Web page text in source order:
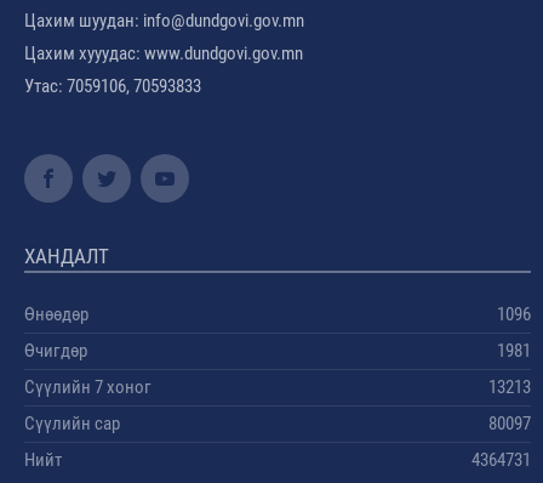
Цахим шуудан: info@dundgovi.gov.mn
Цахим хууудас: www.dundgovi.gov.mn
Утас: 7059106, 70593833
ХАНДАЛТ
Өнөөдөр
1096
Өчигдөр
1981
Сүүлийн 7 хоног
13213
Сүүлийн сар
80097
Нийт
4364731